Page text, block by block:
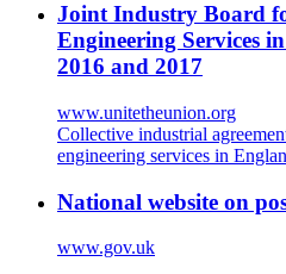
Joint Industry Board
Engineering Services
2016 and 2017
www.unitetheunion.org
Collective industrial
engineering services in
National website on
www.gov.uk